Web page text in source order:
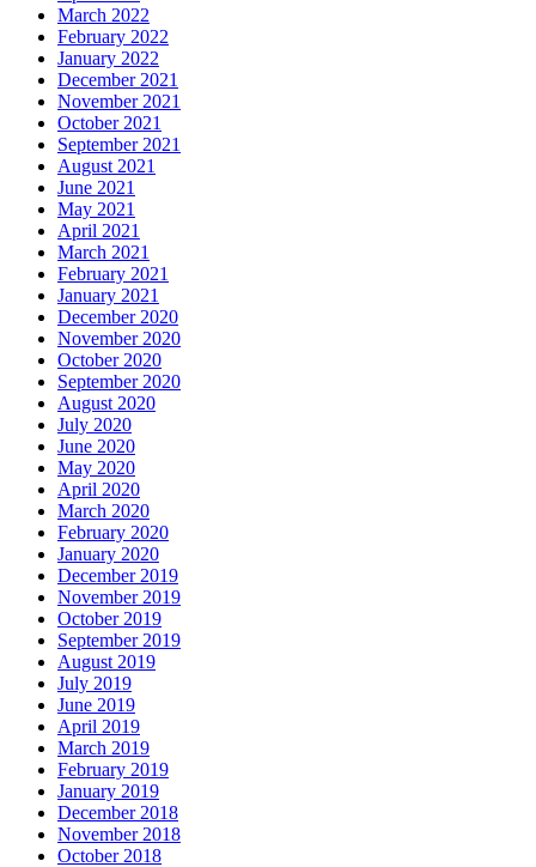
March 2022
February 2022
January 2022
December 2021
November 2021
October 2021
September 2021
August 2021
June 2021
May 2021
April 2021
March 2021
February 2021
January 2021
December 2020
November 2020
October 2020
September 2020
August 2020
July 2020
June 2020
May 2020
April 2020
March 2020
February 2020
January 2020
December 2019
November 2019
October 2019
September 2019
August 2019
July 2019
June 2019
April 2019
March 2019
February 2019
January 2019
December 2018
November 2018
October 2018